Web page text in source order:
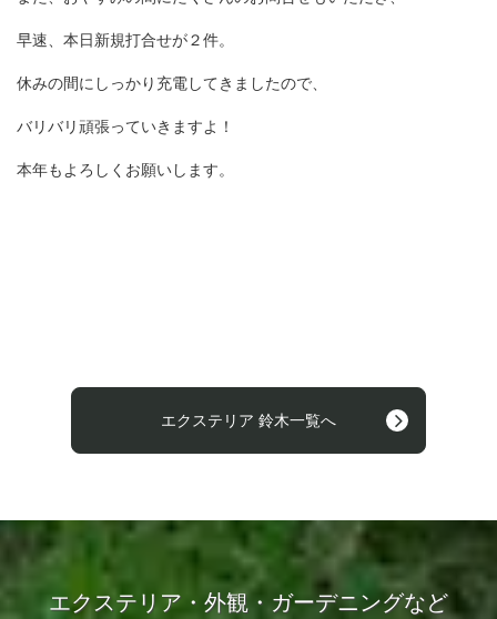
早速、本日新規打合せが２件。
休みの間にしっかり充電してきましたので、
バリバリ頑張っていきますよ！
本年もよろしくお願いします。
エクステリア 鈴木一覧へ
エクステリア・外観・ガーデニングなど